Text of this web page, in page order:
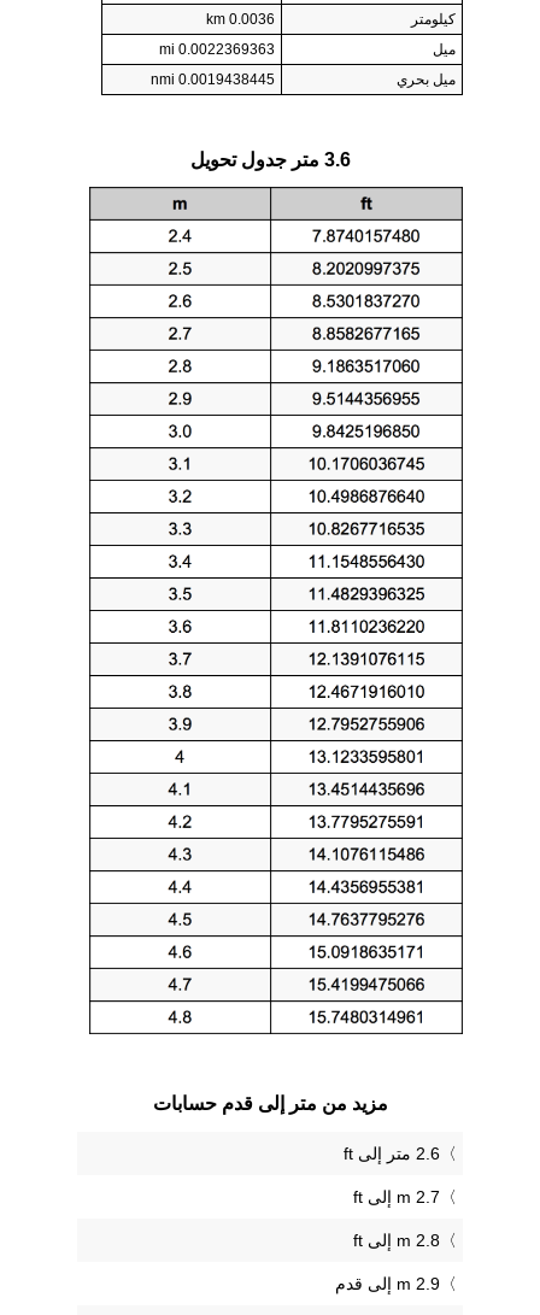
كيلومتر
0.0036 km
ميل
0.0022369363 mi
ميل بحري
0.0019438445 nmi
3.6 متر جدول تحويل
مزيد من متر إلى قدم حسابات
2.6 متر إلى ft
2.7 m إلى ft
2.8 m إلى ft
2.9 m إلى قدم